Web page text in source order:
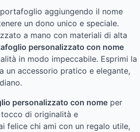
aggiungendo il nome
un dono unico e speciale.
a mano con materiali di alta
personalizzato con nome
in modo impeccabile. Esprimi la
un accessorio pratico e elegante,
personalizzato con nome per
di originalità e
felice chi ami con un regalo utile,